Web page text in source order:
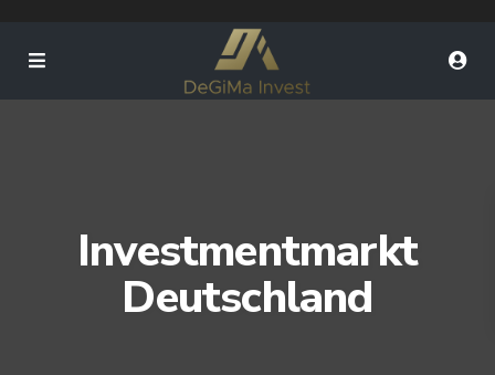
Investmentmarkt
Deutschland